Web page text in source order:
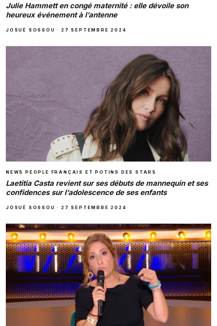
Julie Hammett en congé maternité : elle dévoile son
heureux événement à l’antenne
JOSUÉ SOSSOU · 27 SEPTEMBRE 2024
NEWS PEOPLE FRANÇAIS ET POTINS DES STARS
Laetitia Casta revient sur ses débuts de mannequin et ses
confidences sur l’adolescence de ses enfants
JOSUÉ SOSSOU · 27 SEPTEMBRE 2024